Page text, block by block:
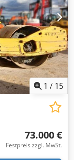
1 / 15
73.000 €
Festpreis zzgl. MwSt.